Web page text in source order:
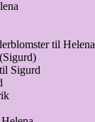
til Helena
Sigurd